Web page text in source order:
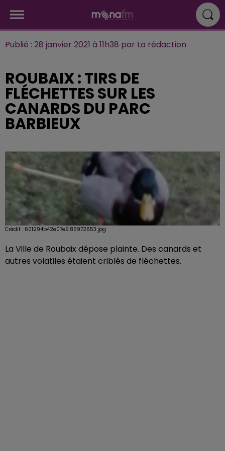
Publié : 28 janvier 2021 à 11h38 par La rédaction
ROUBAIX : TIRS DE
FLÉCHETTES SUR LES
CANARDS DU PARC
BARBIEUX
Crédit : 601294b42e07e9.85972653.jpg
La Ville de Roubaix dépose plainte. Des canards et
autres volatiles étaient criblés de fléchettes.